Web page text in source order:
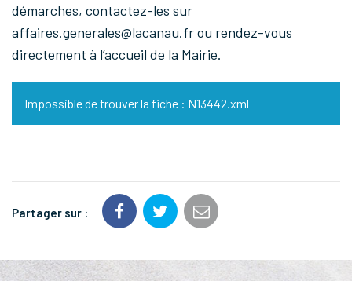
démarches, contactez-les sur
affaires.generales@lacanau.fr ou rendez-vous
directement à l’accueil de la Mairie.
Impossible de trouver la fiche : N13442.xml
Partager sur :